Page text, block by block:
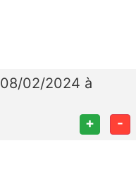
02/2024 à
+ -